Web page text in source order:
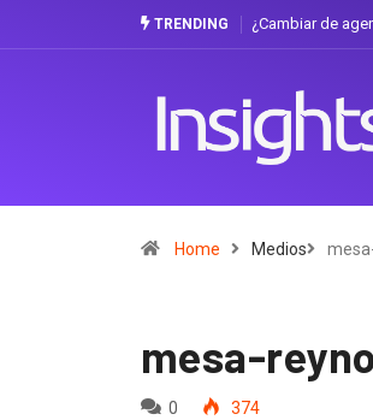
TRENDING ¿Cambiar de
Home Medios
mesa-
0 374